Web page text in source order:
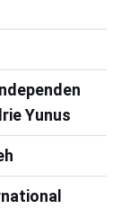
Yunus